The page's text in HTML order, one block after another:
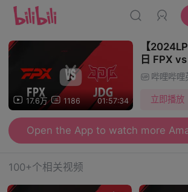
17.6万 1186 01:57:34
【
日 FPX
哔哩哔哩
立即播放
Open the App to watch more
100+个相关视频